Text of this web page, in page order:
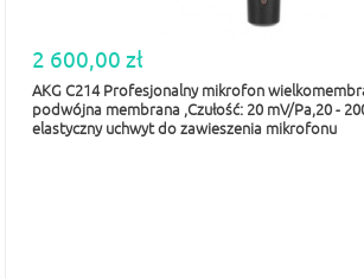
2 600,00 zł
AKG C214 Profesjonalny mikrofon
podwójna membrana ,Czułość: 20 mV/Pa,20 -
elastyczny uchwyt do zawieszenia mikrofonu